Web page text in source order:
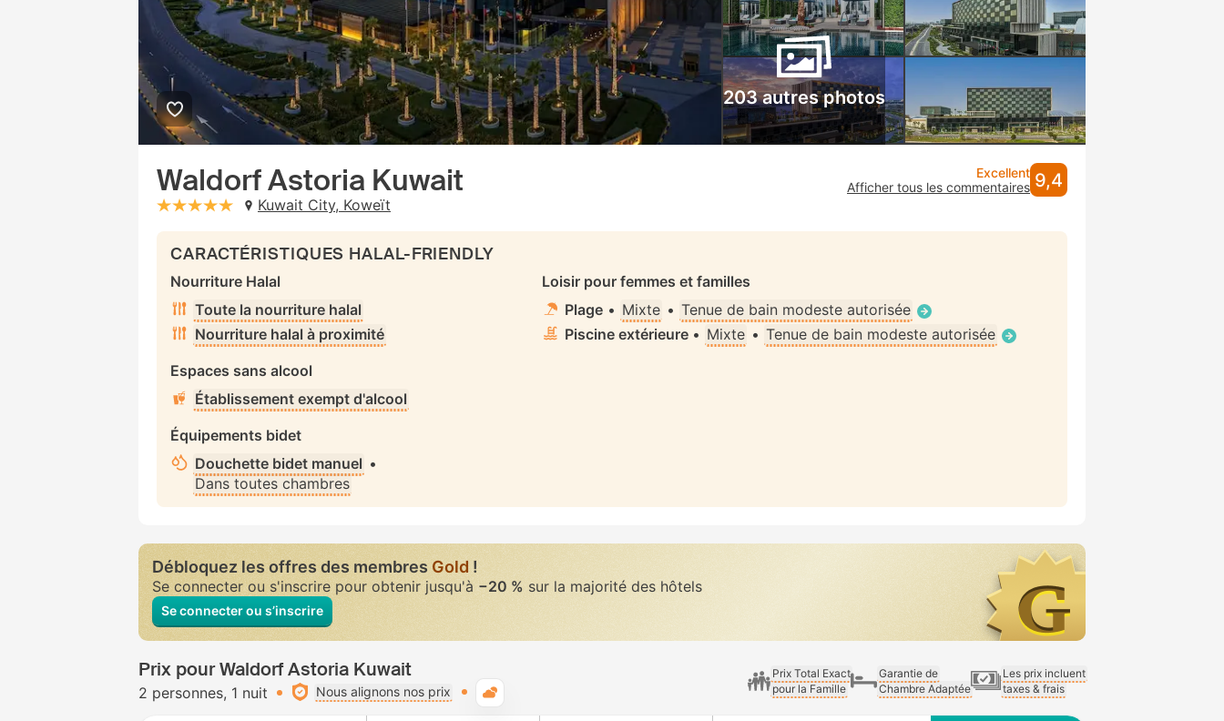
203 autres photos
Waldorf Astoria Kuwait
stars: 5Kuwait City, Koweït
Excellent
Afficher tous les commentaires 9,4
CARACTÉRISTIQUES HALAL-FRIENDLY
Nourriture Halal
Toute la nourriture halal
Nourriture halal à proximité
Espaces sans alcool
Établissement exempt d'alcool
Équipements bidet
Douchette bidet manuel •
Dans toutes chambres
Loisir pour femmes et familles
Plage • Mixte • Tenue de bain modeste autorisée
Piscine extérieure • Mixte • Tenue de bain modeste autorisée
Débloquez les offres des membres Gold!
Se connecter ou s'inscrire pour obtenir jusqu'à −20 % sur la majorité des hôtels
Se connecter ou s’inscrire
Prix pour Waldorf Astoria Kuwait
2 personnes 1 nuit Nous alignons nos prix
Prix Total Exact
pour la Famille
Garantie de
Chambre Adaptée
Les prix incluent
taxes & frais